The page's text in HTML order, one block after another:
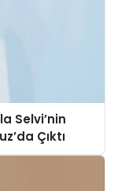
Selvi’nin
Çıktı